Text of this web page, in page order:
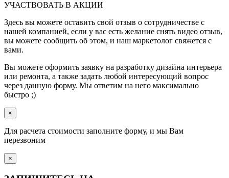
УЧАСТВОВАТЬ В АКЦИИ
Здесь вы можете оставить свой отзыв о сотрудничестве с
нашей компанией, если у вас есть желание снять видео отзыв,
вы можете сообщить об этом, и наш маркетолог свяжется с
вами.
Вы можете оформить заявку на разработку дизайна интерьера
или ремонта, а также задать любой интересующий вопрос
через данную форму. Мы ответим на него максимально
быстро ;)
×
Для расчета стоимости заполните форму, и мы Вам
перезвоним
×